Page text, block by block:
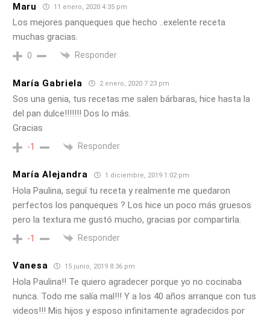
Maru 11 enero, 2020 4:35 pm
Los mejores panqueques que hecho ..exelente receta
muchas gracias.
0 Responder
María Gabriela 2 enero, 2020 7:23 pm
Sos una genia, tus recetas me salen bárbaras, hice hasta la
del pan dulce!!!!!!! Dos lo más.
Gracias
-1 Responder
María Alejandra 1 diciembre, 2019 1:02 pm
Hola Paulina, seguí tu receta y realmente me quedaron
perfectos los panqueques ? Los hice un poco más gruesos
pero la textura me gustó mucho, gracias por compartirla.
-1 Responder
Vanesa 15 junio, 2019 8:36 pm
Hola Paulina!! Te quiero agradecer porque yo no cocinaba
nunca. Todo me salía mal!!! Y a los 40 años arranque con tus
videos!!! Mis hijos y esposo infinitamente agradecidos por